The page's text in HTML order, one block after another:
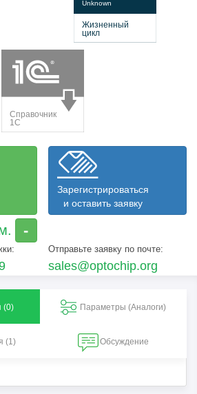
-
Зарегистрироваться
и оставить заявку
Отправьте заявку по почте:
sales@optochip.org
(0) Параметры (Aналоги)
(1) Обсуждение